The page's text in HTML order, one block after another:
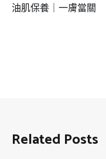
油肌保養｜一膚當關
Related Posts